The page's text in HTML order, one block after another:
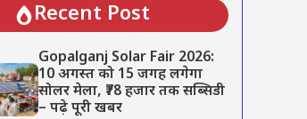
Recent Post
Gopalganj Solar Fair 2026:
10 अगस्त को 15 जगह लगेगा
सोलर मेला, ₹78 हजार तक सब्सिडी
– पढ़े पूरी खबर